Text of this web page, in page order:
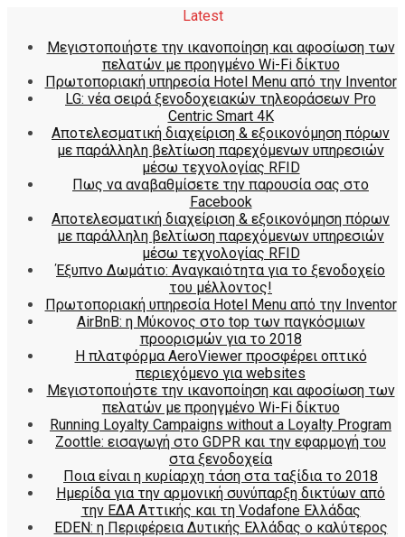
Latest
Μεγιστοποιήστε την ικανοποίηση και αφοσίωση των
πελατών με προηγμένο Wi-Fi δίκτυο
Πρωτοποριακή υπηρεσία Hotel Menu από την Inventor
LG: νέα σειρά ξενοδοχειακών τηλεοράσεων Pro
Centric Smart 4K
Αποτελεσματική διαχείριση & εξοικονόμηση πόρων
με παράλληλη βελτίωση παρεχόμενων υπηρεσιών
μέσω τεχνολογίας RFID
Πως να αναβαθμίσετε την παρουσία σας στο
Facebook
Αποτελεσματική διαχείριση & εξοικονόμηση πόρων
με παράλληλη βελτίωση παρεχόμενων υπηρεσιών
μέσω τεχνολογίας RFID
Έξυπνο Δωμάτιο: Αναγκαιότητα για το ξενοδοχείο
του μέλλοντος!
Πρωτοποριακή υπηρεσία Hotel Menu από την Inventor
AirBnB: η Μύκονος στο top των παγκόσμιων
προορισμών για το 2018
Η πλατφόρμα AeroViewer προσφέρει οπτικό
περιεχόμενο για websites
Μεγιστοποιήστε την ικανοποίηση και αφοσίωση των
πελατών με προηγμένο Wi-Fi δίκτυο
Running Loyalty Campaigns without a Loyalty Program
Zoottle: εισαγωγή στο GDPR και την εφαρμογή του
στα ξενοδοχεία
Ποια είναι η κυρίαρχη τάση στα ταξίδια το 2018
Ημερίδα για την αρμονική συνύπαρξη δικτύων από
την ΕΔΑ Αττικής και τη Vodafone Ελλάδας
EDEN: η Περιφέρεια Δυτικής Ελλάδας ο καλύτερος